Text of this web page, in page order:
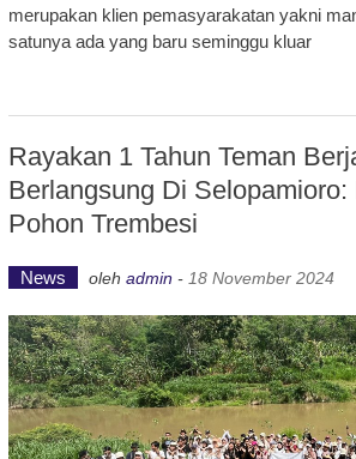
merupakan klien pemasyarakatan yakni
satunya ada yang baru seminggu kluar
Rayakan 1 Tahun Teman
Berlangsung Di Selopamioro:
Pohon Trembesi
News oleh admin - 18 November 2024